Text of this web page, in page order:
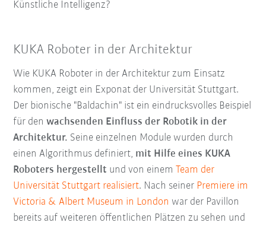
Künstliche Intelligenz?
KUKA Roboter in der Architektur
Wie KUKA Roboter in der Architektur zum Einsatz
kommen, zeigt ein Exponat der Universität Stuttgart.
Der bionische "Baldachin" ist ein eindrucksvolles Beispiel
für denwachsenden Einfluss der Robotik in der
Architektur. Seine einzelnen Module wurden durch
einen Algorithmus definiert, mit Hilfe eines KUKA
Roboters hergestellt und von einem Team der
Universität Stuttgart realisiert. Nach seiner Premiere im
Victoria & Albert Museum in London war der Pavillon
bereits auf weiteren öffentlichen Plätzen zu sehen und